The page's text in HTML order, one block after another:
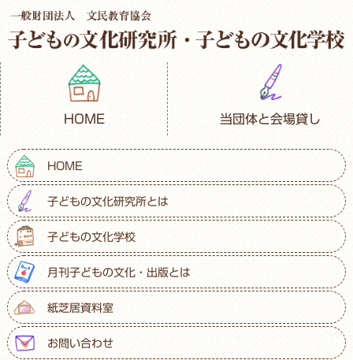
HOME 当団体と会場貸し
HOME
子どもの文化研究所とは
子どもの文化学校
月刊子どもの文化・出版とは
紙芝居資料室
お問い合わせ